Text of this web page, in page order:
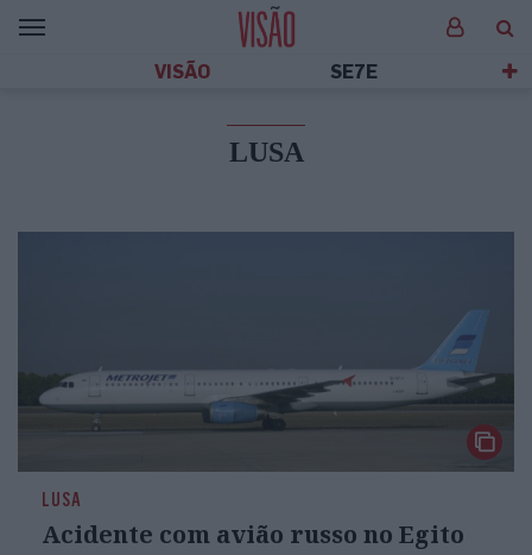
VISÃO SE7E
LUSA
LUSA
Acidente com avião russo no Egito